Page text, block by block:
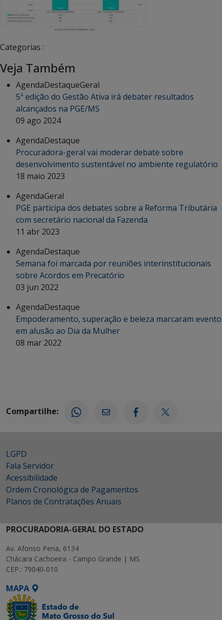
Categorias :
Veja Também
AgendaDestaqueGeral
5ª edição do Gestão Ativa irá debater resultados
alcançados na PGE/MS
09 ago 2024
AgendaDestaque
Procuradora-geral vai moderar debate sobre
desenvolvimento sustentável no ambiente regulatório
18 maio 2023
AgendaGeral
PGE participa dos debates sobre a Reforma Tributária
com secretário nacional da Fazenda
11 abr 2023
AgendaDestaque
Semana foi marcada por reuniões interinstitucionais
sobre Acordos em Precatório
03 jun 2022
AgendaDestaque
Empoderamento, superação e beleza marcaram evento
em alusão ao Dia da Mulher
08 mar 2022
Compartilhe:
LGPD
Fala Servidor
Acessibilidade
Ordem Cronológica de Pagamentos
Planos de Contratações Anuais
PROCURADORIA-GERAL DO ESTADO
Av. Afonso Pena, 6134
Chácara Cachoeira - Campo Grande | MS
CEP.: 79040-010
MAPA